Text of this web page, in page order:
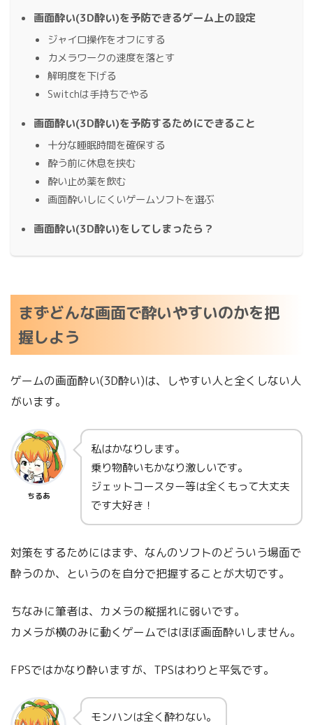
画面酔い(3D酔い)を予防できるゲーム上の設定
ジャイロ操作をオフにする
カメラワークの速度を落とす
解明度を下げる
Switchは手持ちでやる
画面酔い(3D酔い)を予防するためにできること
十分な睡眠時間を確保する
酔う前に休息を挟む
酔い止め薬を飲む
画面酔いしにくいゲームソフトを選ぶ
画面酔い(3D酔い)をしてしまったら？
まずどんな画面で酔いやすいのかを把
握しよう
ゲームの画面酔い(3D酔い)は、しやすい人と全くしない人
がいます。
ちるあ
私はかなりします。
乗り物酔いもかなり激しいです。
ジェットコースター等は全くもって大丈夫
です大好き！
対策をするためにはまず、なんのソフトのどういう場面で
酔うのか、というのを自分で把握することが大切です。
ちなみに筆者は、カメラの縦揺れに弱いです。
カメラが横のみに動くゲームではほぼ画面酔いしません。
FPSではかなり酔いますが、TPSはわりと平気です。
モンハンは全く酔わない。